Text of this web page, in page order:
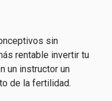
sin
rentable invertir tu
un instructor un
de la fertilidad.